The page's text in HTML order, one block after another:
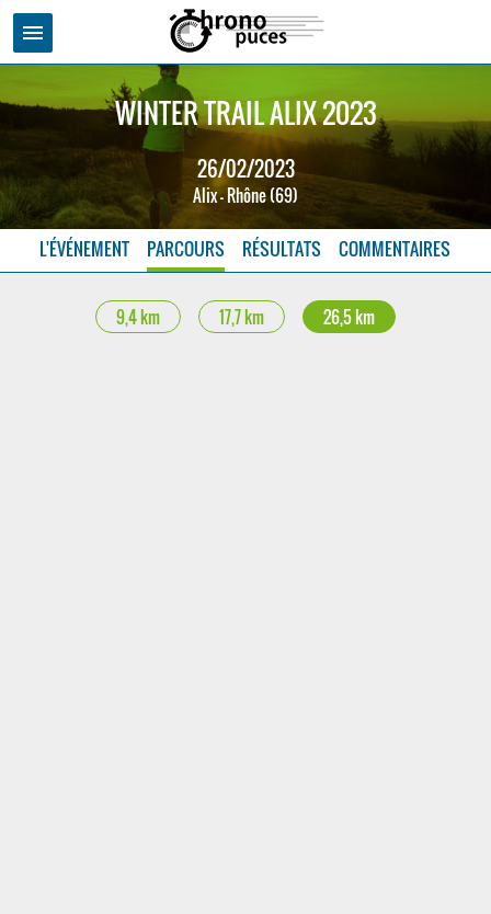
menu
WINTER TRAIL ALIX 2023
26/02/2023
Alix - Rhône (69)
L'ÉVÉNEMENT PARCOURS RÉSULTATS COMMENTAIRES
9,4 km 17,7 km 26,5 km